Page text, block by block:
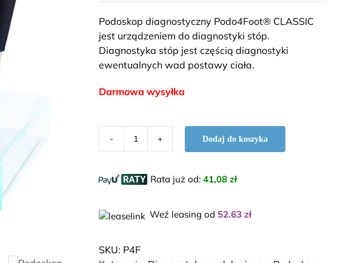
5.00na 5 na
ocen
klientów
Podoskop diagnostyczny Podo4Foot® CLASSIC
jest urządzeniem do diagnostyki stóp.
Diagnostyka stóp jest częścią diagnostyki
ewentualnych wad postawy ciała.
Darmowa wysyłka
ilość
Diagnostyczny
Dodaj do koszyka
Rata już od:41,08 zł
Weź leasing od 52.63zł
SKU: P4F